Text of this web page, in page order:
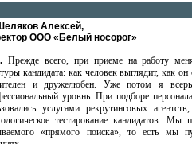
Алексей,
ООО «Белый носорог»
Прежде всего, при приеме на работу
кандидата: как человек выглядит, как
и дружелюбен. Уже потом я
уровнь. При подборе
услугами рекрутинговых
тестирование кандидатов.
«прямого поиска», то есть мы